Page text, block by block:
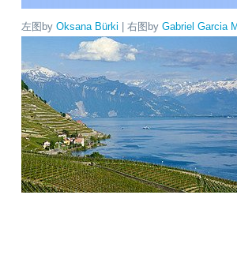
左图by Oksana Bürki | 右图by Gabriel Garcia